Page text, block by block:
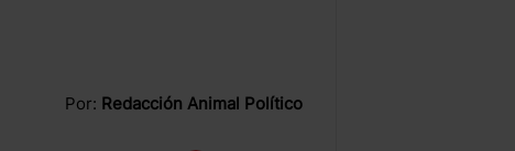
Por: Redacción Animal Político